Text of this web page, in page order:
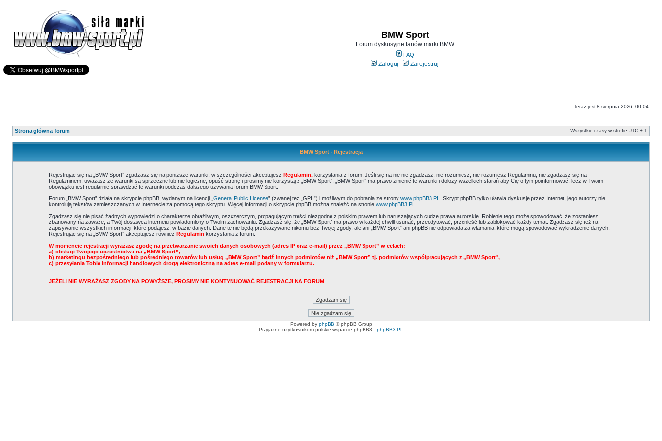
BMW Sport
Forum dyskusyjne fanów marki BMW
FAQ
Zaloguj Zarejestruj
Teraz jest 8 sierpnia 2026, 00:04
Strona główna forum Wszystkie czasy w strefie UTC + 1
BMW Sport - Rejestracja
Rejestrując się na „BMW Sport” zgadzasz się na poniższe warunki, w szczególności akceptujesz Regulamin.korzystania z forum. Jeśli się na nie nie zgadzasz, nie rozumiesz, nie rozumiesz Regulaminu, nie zgadzasz się na
Regulaminem, uważasz że warunki są sprzeczne lub nie logiczne, opuść stronę i prosimy nie korzystaj z „BMW Sport”. „BMW Sport” ma prawo zmienić te warunki i dołoży wszelkich starań aby Cię o tym poinformować, lecz w Twoim
obowiązku jest regularnie sprawdzać te warunki podczas dalszego używania forum BMW Sport.
Forum „BMW Sport” działa na skrypcie phpBB, wydanym na licencji „ General Public License” (zwanej też „GPL”) i możliwym do pobrania ze strony www.phpBB3.PL
. Skrypt phpBB tylko ułatwia dyskusje przez Internet, jego autorzy nie
kontrolują tekstów zamieszczanych w Internecie za pomocą tego skryptu. Więcej informacji o skrypcie phpBB można znaleźć na stronie www.phpBB3.PL
Zgadzasz się nie pisać żadnych wypowiedzi o charakterze obraźliwym, oszczerczym, propagującym treści niezgodne z polskim prawem lub naruszających cudze prawa autorskie. Robienie tego może spowodować, że zostaniesz
zbanowany na zawsze, a Twój dostawca internetu powiadomiony o Twoim zachowaniu. Zgadzasz się, że „BMW Sport” ma prawo w każdej chwili usunąć, przeedytować, przenieść lub zablokować każdy temat. Zgadzasz się też na
zapisywanie wszystkich informacji, które podajesz, w bazie danych. Dane te nie będą przekazywane nikomu bez Twojej zgody, ale ani „BMW Sport” ani phpBB nie odpowiada za włamania, które mogą spowodować wykradzenie danych.
Rejestrując się na „BMW Sport” akceptujesz również Regulamin korzystania z forum.
W momencie rejestracji wyrażasz zgodę na przetwarzanie swoich danych osobowych (adres IP oraz e-mail) przez „BMW Sport” w celach:
a) obsługi Twojego uczestnictwa na „BMW Sport”,
b) marketingu bezpośredniego lub pośredniego towarów lub usług „BMW Sport” bądź innych podmiotów niż „BMW Sport” tj. podmiotów współpracujących z „BMW Sport”,
c) przesyłania Tobie informacji handlowych drogą elektroniczną na adres e-mail podany w formularzu.
JEŻELI NIE WYRAŻASZ ZGODY NA POWYŻSZE, PROSIMY NIE KONTYNUOWAĆ REJESTRACJI NA FORUM.
Powered by phpBB © phpBB Group
Przyjazne użytkownikom polskie wsparcie phpBB3 - phpBB3.PL